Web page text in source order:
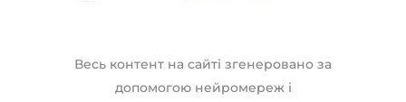
Весь контент на сайті згенеровано за
допомогою нейромереж і